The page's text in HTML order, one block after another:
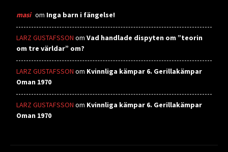
masi om Inga barn i fängelse!
LARZ GUSTAFSSON om Vad handlade dispyten om ”teorin
om tre världar” om?
LARZ GUSTAFSSON om Kvinnliga kämpar 6. Gerillakämpar
Oman 1970
LARZ GUSTAFSSON om Kvinnliga kämpar 6. Gerillakämpar
Oman 1970